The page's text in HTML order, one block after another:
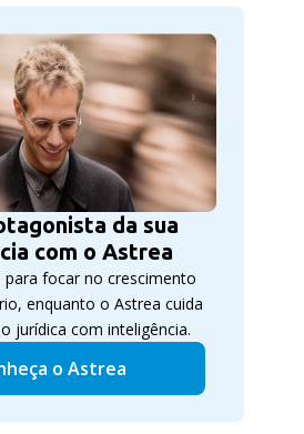
da sua
com o Astrea
para focar no crescimento
enquanto o Astrea cuida
jurídica com inteligência.
o Astrea